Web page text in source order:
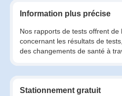
Information plus précise
Nos rapports de tests offrent
concernant les résultats de
des changements de santé à
Stationnement gratuit